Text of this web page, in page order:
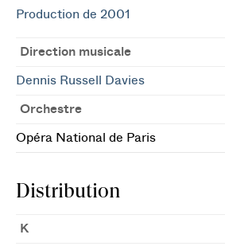
Production de 2001
Direction musicale
Dennis Russell Davies
Orchestre
Opéra National de Paris
Distribution
K